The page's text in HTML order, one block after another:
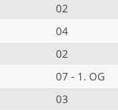
02
04
02
07 - 1. OG
03